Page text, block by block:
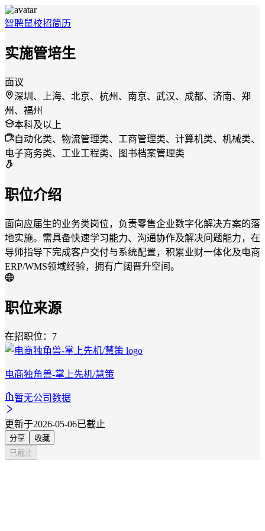
智聘鼠校招简历
实施管培生
面议
深圳、上海、北京、杭州、南京、武汉、成都、济南、郑
州、福州
本科及以上
自动化类、物流管理类、工商管理类、计算机类、机械类、
电子商务类、工业工程类、图书档案管理类
职位介绍
面向应届生的业务类岗位，负责零售企业数字化解决方案的落
地实施。需具备快速学习能力、沟通协作及解决问题能力，在
导师指导下完成客户交付与系统配置，积累业财一体化及电商
ERP/WMS领域经验，拥有广阔晋升空间。
职位来源
在招职位：7
电商独角兽-掌上先机/慧策
暂无公司数据
更新于2026-05-06已截止
分享
收藏
已截止